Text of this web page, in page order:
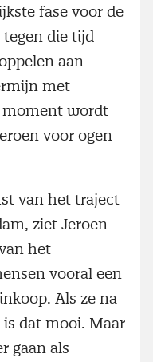
fase voor de
tegen die tijd
aan
met
moment wordt
voor ogen
van het traject
ziet Jeroen
het
vooral een
Als ze na
dat mooi. Maar
gaan als